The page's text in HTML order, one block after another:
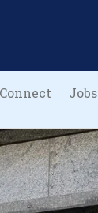
Connect Jobs